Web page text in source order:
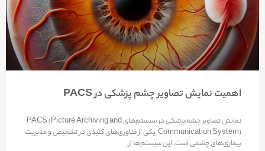
اهمیت نمایش تصاویر چشم پزشکی در PACS
نمایش تصاویر چشم‌پزشکی در سیستم‌های PACS (Picture Archiving and
Communication System) یکی از فناوری‌های کلیدی در تشخیص و مدیریت
بیماری‌های چشمی است. این سیستم‌ها از